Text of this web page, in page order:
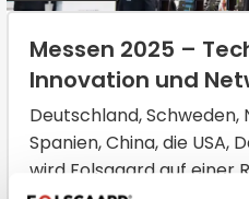
Messen 2025 –
Innovation und
Deutschland, Schweden,
Spanien, China, die USA,
wird Folsgaard auf einer